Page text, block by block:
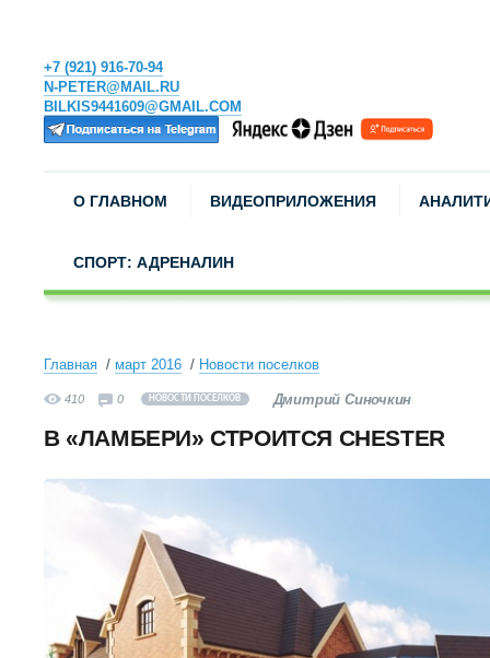
+7 (921) 916-70-94
N-PETER@MAIL.RU
BILKIS9441609@GMAIL.COM
О ГЛАВНОМ ВИДЕОПРИЛОЖЕНИЯ
СПОРТ: АДРЕНАЛИН
Главная март 2016 Новости поселков
410 0 НОВОСТИ ПОСЕЛКОВ Дмитрий Синочкин
В «ЛАМБЕРИ» СТРОИТСЯ CHESTER